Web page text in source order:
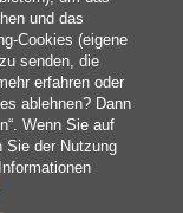
und das
Cookies (eigene
senden, die
erfahren oder
ablehnen? Dann
Wenn Sie auf
Sie der Nutzung